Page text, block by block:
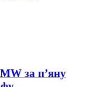
за п’яну